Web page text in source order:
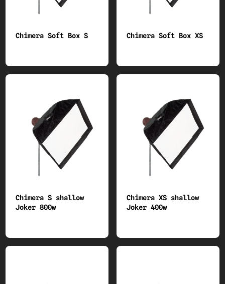
Chimera Soft Box S Chimera Soft Box XS
Chimera S shallow
Joker 800w
Chimera XS shallow
Joker 400w